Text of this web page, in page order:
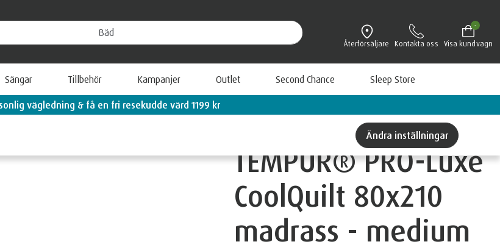
Återförsäljare Kontakta oss Visa kundvagn
-
Sängar Tillbehör Kampanjer Outlet Second Chance Sleep Store
Lär dig mer om TEMPUR
Ändra inställningar
TEMPUR® PRO-Luxe
CoolQuilt 80x210
madrass - medium